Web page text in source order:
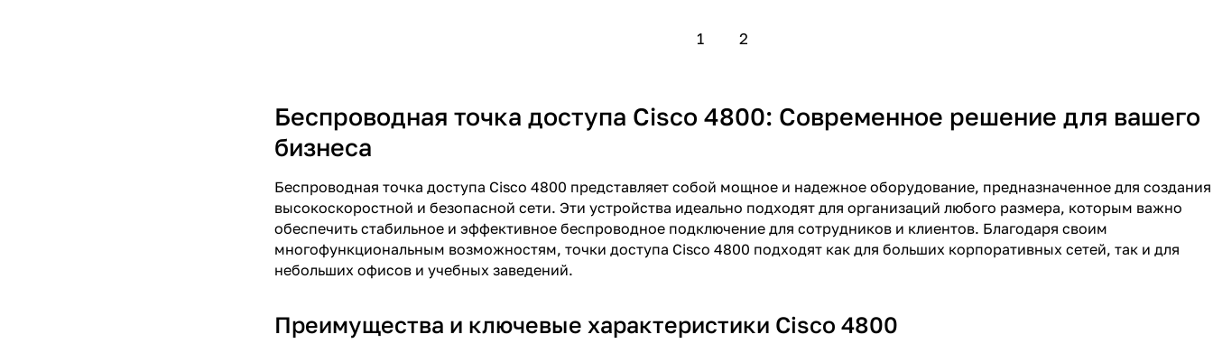
1 2
Беспроводная точка доступа Cisco 4800: Современное решение для вашего
бизнеса
Беспроводная точка доступа Cisco 4800 представляет собой мощное и надежное оборудование, предназначенное для создания
высокоскоростной и безопасной сети. Эти устройства идеально подходят для организаций любого размера, которым важно
обеспечить стабильное и эффективное беспроводное подключение для сотрудников и клиентов. Благодаря своим
многофункциональным возможностям, точки доступа Cisco 4800 подходят как для больших корпоративных сетей, так и для
небольших офисов и учебных заведений.
Преимущества и ключевые характеристики Cisco 4800